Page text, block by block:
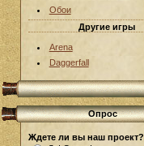
Обои
Другие игры
Arena
Daggerfall
Опрос
Ждете ли вы наш проект?